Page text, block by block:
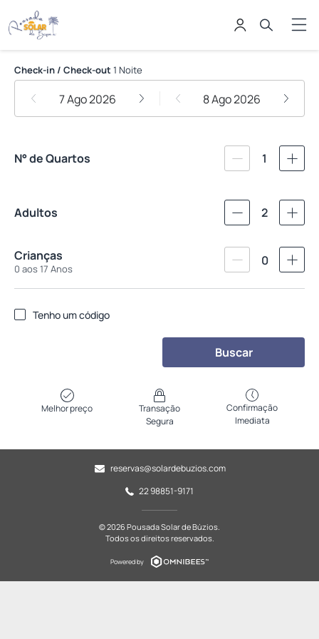
Pousada Solar de Búzios
Check-in / Check-out 1 Noite
7 Ago 2026 8 Ago 2026
N° de Quartos 1
Adultos 2
Crianças
0 aos 17 Anos
0
Tenho um código
Buscar
Melhor preço
Transação
Segura
Confirmação
Imediata
reservas@solardebuzios.com
22 98851-9171
© 2026 Pousada Solar de Búzios.
Todos os direitos reservados.
Powered by